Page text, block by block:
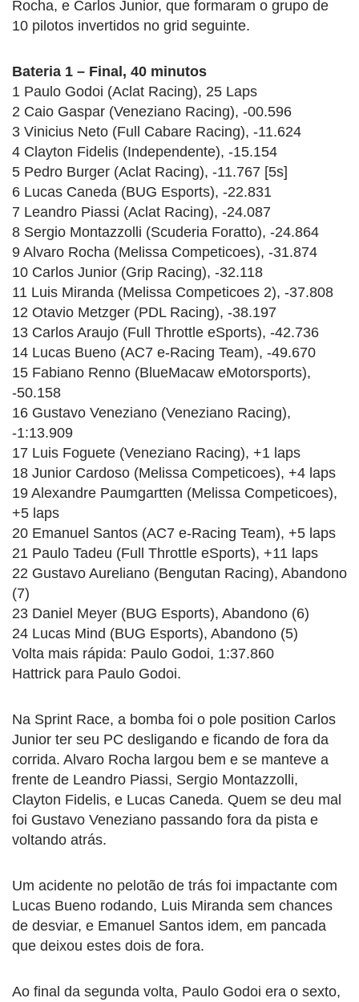
Rocha, e Carlos Junior, que formaram o grupo de
10 pilotos invertidos no grid seguinte.
Bateria 1 – Final, 40 minutos
1 Paulo Godoi (Aclat Racing), 25 Laps
2 Caio Gaspar (Veneziano Racing), -00.596
3 Vinicius Neto (Full Cabare Racing), -11.624
4 Clayton Fidelis (Independente), -15.154
5 Pedro Burger (Aclat Racing), -11.767 [5s]
6 Lucas Caneda (BUG Esports), -22.831
7 Leandro Piassi (Aclat Racing), -24.087
8 Sergio Montazzolli (Scuderia Foratto), -24.864
9 Alvaro Rocha (Melissa Competicoes), -31.874
10 Carlos Junior (Grip Racing), -32.118
11 Luis Miranda (Melissa Competicoes 2), -37.808
12 Otavio Metzger (PDL Racing), -38.197
13 Carlos Araujo (Full Throttle eSports), -42.736
14 Lucas Bueno (AC7 e-Racing Team), -49.670
15 Fabiano Renno (BlueMacaw eMotorsports),
-50.158
16 Gustavo Veneziano (Veneziano Racing),
-1:13.909
17 Luis Foguete (Veneziano Racing), +1 laps
18 Junior Cardoso (Melissa Competicoes), +4 laps
19 Alexandre Paumgartten (Melissa Competicoes),
+5 laps
20 Emanuel Santos (AC7 e-Racing Team), +5 laps
21 Paulo Tadeu (Full Throttle eSports), +11 laps
22 Gustavo Aureliano (Bengutan Racing), Abandono
(7)
23 Daniel Meyer (BUG Esports), Abandono (6)
24 Lucas Mind (BUG Esports), Abandono (5)
Volta mais rápida: Paulo Godoi, 1:37.860
Hattrick para Paulo Godoi.
Na Sprint Race, a bomba foi o pole position Carlos
Junior ter seu PC desligando e ficando de fora da
corrida. Alvaro Rocha largou bem e se manteve a
frente de Leandro Piassi, Sergio Montazzolli,
Clayton Fidelis, e Lucas Caneda. Quem se deu mal
foi Gustavo Veneziano passando fora da pista e
voltando atrás.
Um acidente no pelotão de trás foi impactante com
Lucas Bueno rodando, Luis Miranda sem chances
de desviar, e Emanuel Santos idem, em pancada
que deixou estes dois de fora.
Ao final da segunda volta, Paulo Godoi era o sexto,